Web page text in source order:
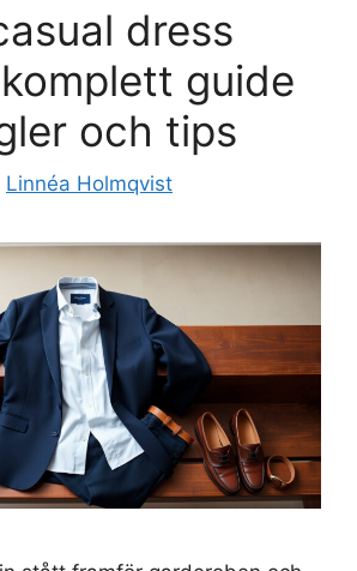
dress
guide
och tips
Linnéa Holmqvist